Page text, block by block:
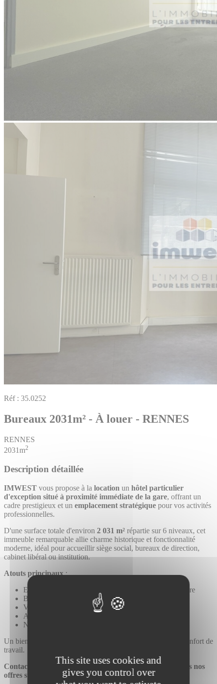
This site uses cookies and
gives you control over
Réf : 35.0252
Bureaux 2031m² - À louer - RENNES
RENNES
2031m2
Description détaillée
IMWEST vous propose à la location un hôtel particulier
d'exception situé à proximité immédiate de la gare, offrant un
cadre prestigieux et un emplacement stratégique pour vos activités
professionnelles.
D'une surface totale d'environ 2 031 m² répartie sur 6 niveaux, cet
immeuble remarquable allie charme historique et fonctionnalité
moderne, idéal pour accueillir siège social, bureaux de direction,
cabinet libéral ou institution.
Atouts principaux:
Emplacement premium à proximité immédiate de la gare
Belle visibilité et accessibilité
Volumes généreux et lumineux
Architecture de caractère
Nombreuses possibilités d'aménagement
Un bien rare sur le marché, alliant prestige, accessibilité et confort de
travail.
Contactez IMWEST au 02 57 70 07 77-Retrouvez toutes nos
offres sur www.imwest.fr